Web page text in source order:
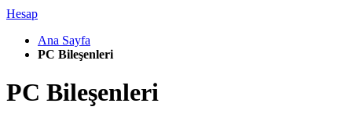
Hesap
Ana Sayfa
PC Bileşenleri
PC Bileşenleri